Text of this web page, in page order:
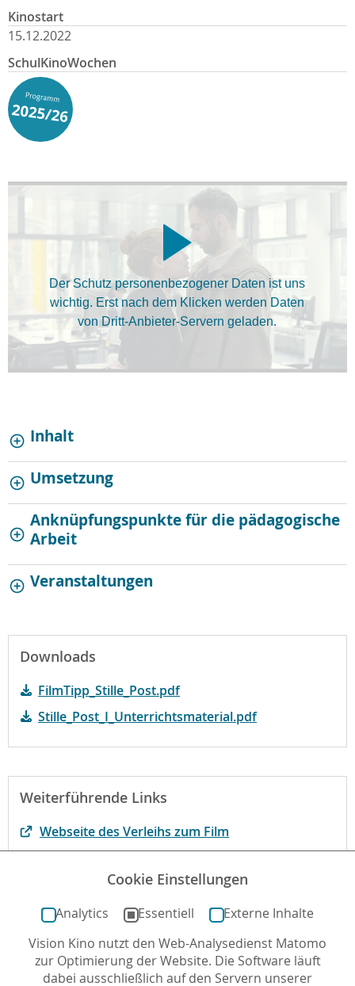
Kinostart
15.12.2022
SchulKinoWochen
Der Schutz personenbezogener Daten ist uns
wichtig. Erst nach dem Klicken werden Daten
von Dritt-Anbieter-Servern geladen.
Inhalt
Umsetzung
Anknüpfungspunkte für die pädagogische
Arbeit
Veranstaltungen
Downloads
FilmTipp_Stille_Post.pdf
Stille_Post_I_Unterrichtsmaterial.pdf
Weiterführende Links
Webseite des Verleihs zum Film
Begründung der fbw
Autor*in: Nuray Sahin , 01.12.2022 , letzte Aktualisierung:
13.12.2023
Cookie Einstellungen
Analytics Essentiell
Externe Inhalte
Vision Kino nutzt den Web-Analysedienst Matomo
zur Optimierung der Website. Die Software läuft
dabei ausschließlich auf den Servern unserer